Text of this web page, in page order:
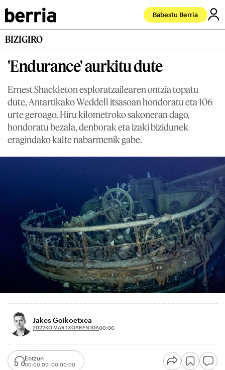
Babestu Berria
BIZIGIRO
'Endurance' aurkitu dute
Ernest Shackleton esploratzailearen ontzia topatu
dute, Antartikako Weddell itsasoan hondoratu eta 106
urte geroago. Hiru kilometroko sakoneran dago,
hondoratu bezala, denborak eta izaki bizidunek
eragindako kalte nabarmenik gabe.
Jakes Goikoetxea
2022KO MARTXOAREN 10A00:00
Entzun
00:00:00 00:00:00